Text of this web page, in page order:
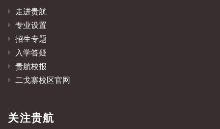
走进贵航
专业设置
招生专题
入学答疑
贵航校报
二戈寨校区官网
关注贵航